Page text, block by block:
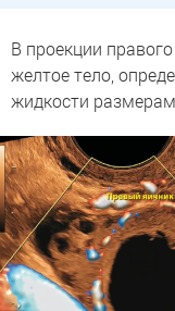
В проекции
желтое тело,
жидкости